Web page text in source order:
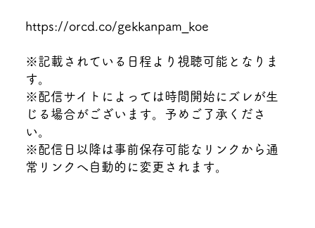
https://orcd.co/gekkanpam_koe
※記載されている日程より視聴可能となりま
す。
※配信サイトによっては時間開始にズレが生
じる場合がございます。予めご了承くださ
い。
※配信日以降は事前保存可能なリンクから通
常リンクへ自動的に変更されます。